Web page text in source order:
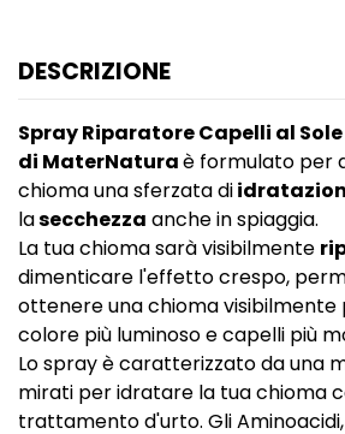
DESCRIZIONE
Spray Riparatore Capelli al
di MaterNaturaè formulato per
chioma una sferzata di
lasecchezza anche in spiaggia.
La tua chioma sarà visibilmente
dimenticare l'effetto crespo,
ottenere una chioma visibilmente
colore più luminoso e capelli più
Lo spray è caratterizzato da una
mirati per idratare la tua chioma
trattamento d'urto. Gli